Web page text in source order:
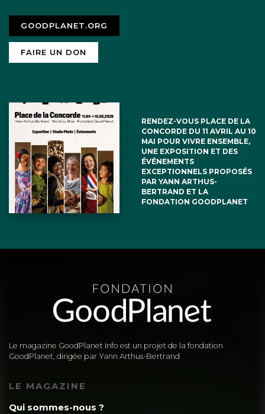
GOODPLANET.ORG
FAIRE UN DON
RENDEZ-VOUS PLACE DE LA
CONCORDE DU 11 AVRIL AU 10
MAI POUR VIVRE ENSEMBLE,
UNE EXPOSITION ET DES
ÉVÉNEMENTS
EXCEPTIONNELS PROPOSÉS
PAR YANN ARTHUS-
BERTRAND ET LA
FONDATION GOODPLANET
Le magazine GoodPlanet Info est un projet de la fondation
GoodPlanet, dirigée par Yann Arthus-Bertrand
LE MAGAZINE
Qui sommes-nous ?